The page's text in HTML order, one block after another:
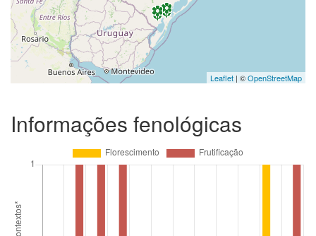
Leaflet | ©OpenStreetMap
Informações fenológicas